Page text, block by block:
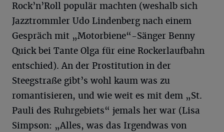
Rock’n’Roll populär machten (weshalb sich
Jazztrommler Udo Lindenberg nach einem
Gespräch mit „Motorbiene“-Sänger Benny
Quick bei Tante Olga für eine Rockerlaufbahn
entschied). An der Prostitution in der
Steegstraße gibt’s wohl kaum was zu
romantisieren, und wie weit es mit dem „St.
Pauli des Ruhrgebiets“ jemals her war (Lisa
Simpson: „Alles, was das Irgendwas von